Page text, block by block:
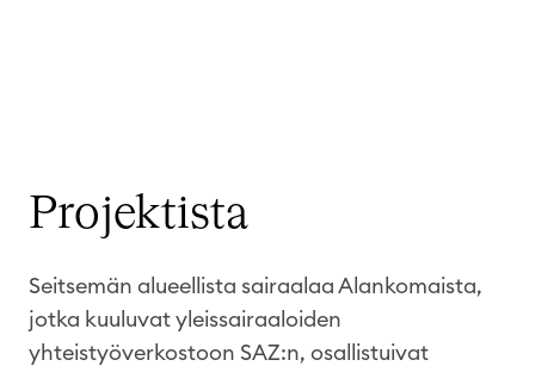
Projektista
Seitsemän alueellista sairaalaa Alankomaista,
jotka kuuluvat yleissairaaloiden
yhteistyöverkostoon SAZ:n, osallistuivat